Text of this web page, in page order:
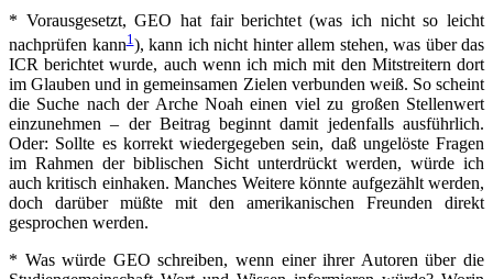
* Vorausgesetzt, GEO hat fair berichtet (was ich nicht so leicht
nachprüfen kann1), kann ich nicht hinter allem stehen, was über das
ICR berichtet wurde, auch wenn ich mich mit den Mitstreitern dort
im Glauben und in gemeinsamen Zielen verbunden weiß. So scheint
die Suche nach der Arche Noah einen viel zu großen Stellenwert
einzunehmen – der Beitrag beginnt damit jedenfalls ausführlich.
Oder: Sollte es korrekt wiedergegeben sein, daß ungelöste Fragen
im Rahmen der biblischen Sicht unterdrückt werden, würde ich
auch kritisch einhaken. Manches Weitere könnte aufgezählt werden,
doch darüber müßte mit den amerikanischen Freunden direkt
gesprochen werden.
* Was würde GEO schreiben, wenn einer ihrer Autoren über die